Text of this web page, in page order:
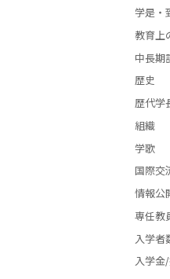
学是・
教育上
中長期
歴史
歴代学
組織
学歌
国際交
情報公
専任教
入学者
入学金